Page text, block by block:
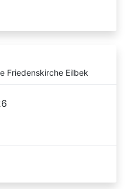
Friedenskirche Eilbek